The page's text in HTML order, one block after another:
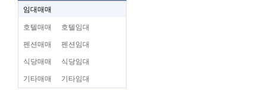
임대매매
호텔매매 호텔임대
펜션매매 펜션임대
식당매매 식당임대
기타매매 기타임대